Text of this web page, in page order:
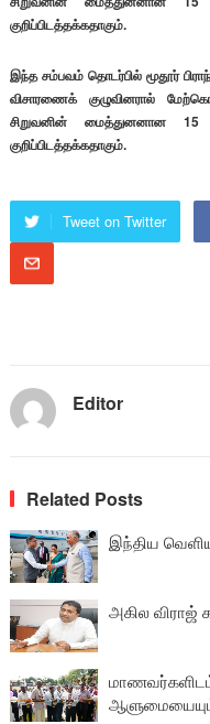
குறிப்பிடத்தக்கதாகும்.
இந்த சம்பவம் தொடர்பில் மூதூர்
விசாரணைக் குழுவினரால்
சிறுவனின் மைத்துனனான
குறிப்பிடத்தக்கதாகும்.
Tweet on Twitter
Editor
Related Posts
இந்திய
அகில விராஜ்